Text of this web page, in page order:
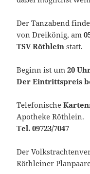
Der Tanzabend
von Dreikönig, am
TSV Röthlein statt.
Beginn ist um20
Der Eintrittspreis
Telefonische
Apotheke Röthlein.
Tel. 09723/7047
Der
Röthleiner